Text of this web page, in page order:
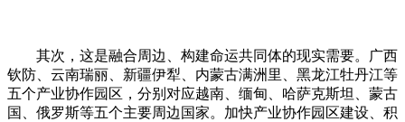
其次，这是融合周边、构建命运共同体的现实需要。广西
钦防、云南瑞丽、新疆伊犁、内蒙古满洲里、黑龙江牡丹江等
五个产业协作园区，分别对应越南、缅甸、哈萨克斯坦、蒙古
国、俄罗斯等五个主要周边国家。加快产业协作园区建设、积